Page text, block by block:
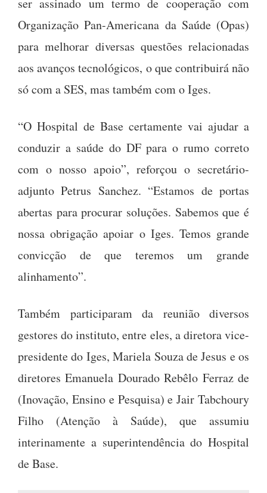
ser assinado um termo de cooperação com
Organização Pan-Americana da Saúde (Opas)
para melhorar diversas questões relacionadas
aos avanços tecnológicos, o que contribuirá não
só com a SES, mas também com o Iges.
“O Hospital de Base certamente vai ajudar a
conduzir a saúde do DF para o rumo correto
com o nosso apoio”, reforçou o secretário-
adjunto Petrus Sanchez. “Estamos de portas
abertas para procurar soluções. Sabemos que é
nossa obrigação apoiar o Iges. Temos grande
convicção de que teremos um grande
alinhamento”.
Também participaram da reunião diversos
gestores do instituto, entre eles, a diretora vice-
presidente do Iges, Mariela Souza de Jesus e os
diretores Emanuela Dourado Rebêlo Ferraz de
(Inovação, Ensino e Pesquisa) e Jair Tabchoury
Filho (Atenção à Saúde), que assumiu
interinamente a superintendência do Hospital
de Base.